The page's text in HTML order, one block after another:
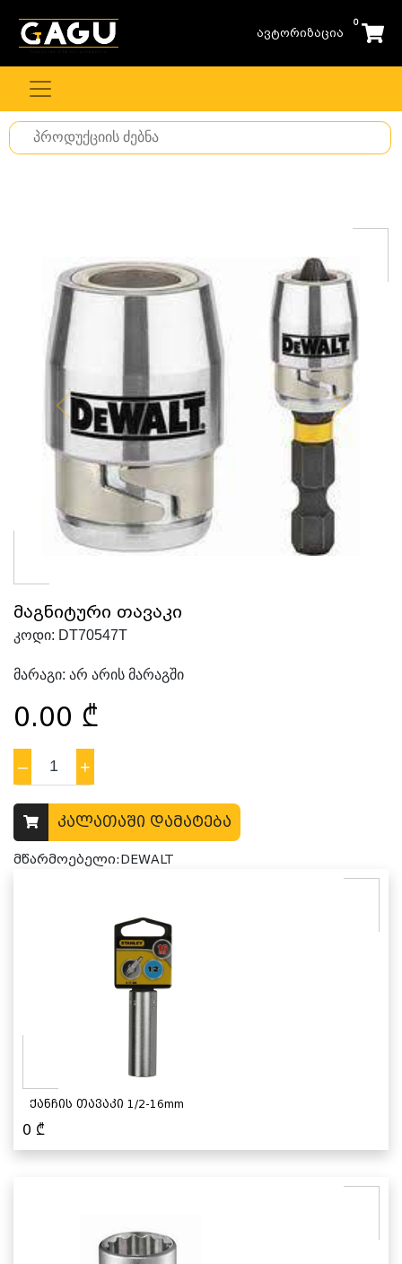
ავტორიზაცია
0
Search
for
მაგნიტური თავაკი
კოდი: DT70547T
მარაგი: არ არის მარაგში
0.00 ₾
– 1 +
კალათაში დამატება
მწარმოებელი:DEWALT
ქანჩის თავაკი 1/2-16mm
0 ₾